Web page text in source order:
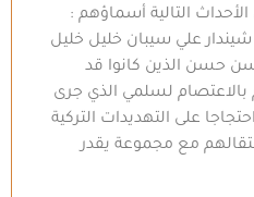
التالية أسماؤهم :
علي سيبان خليل خليل
حسن الذين كانوا قد
بالاعتصام لسلمي الذي جرى
بالقامشلي بتاريخ 2/11/2007 احتجاجا على التهديدات التركية
مع مجموعة يقدر